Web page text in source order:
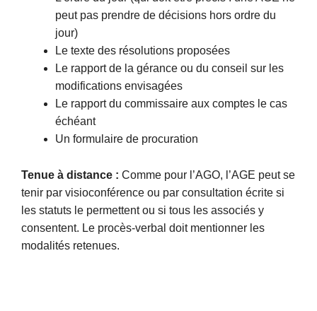
peut pas prendre de décisions hors ordre du
jour)
Le texte des résolutions proposées
Le rapport de la gérance ou du conseil sur les
modifications envisagées
Le rapport du commissaire aux comptes le cas
échéant
Un formulaire de procuration
Tenue à distance : Comme pour l’AGO, l’AGE peut se
tenir par visioconférence ou par consultation écrite si
les statuts le permettent ou si tous les associés y
consentent. Le procès-verbal doit mentionner les
modalités retenues.